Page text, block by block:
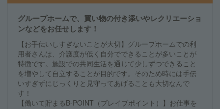
グループホームで、買い物の付き添いやレクリエーショ
ンなどをお任せします！
【お手伝いしすぎないことが大切】グループホームでの利
用者さんは、介護度が低く自分でできることが多いことが
特徴です。施設での共同生活を通じて少しずつできること
を増やして自立することが目的です。そのため時には手伝
いすぎずにじっくりと見守ってあげることも大切なんで
す！
【働いて貯まるB-POINT（ブレイブポイント）】お仕事を